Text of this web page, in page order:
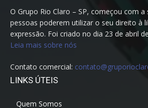
O Grupo Rio Claro – SP, começou com a
pessoas poderem utilizar o seu direito à
expressão. Foi criado no dia 23 de abril
Leia mais sobre nós
Contato comercial:
LINKS ÚTEIS
Quem Somos